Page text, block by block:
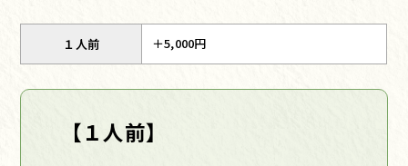
１人前 ＋5,000円
【１人前】